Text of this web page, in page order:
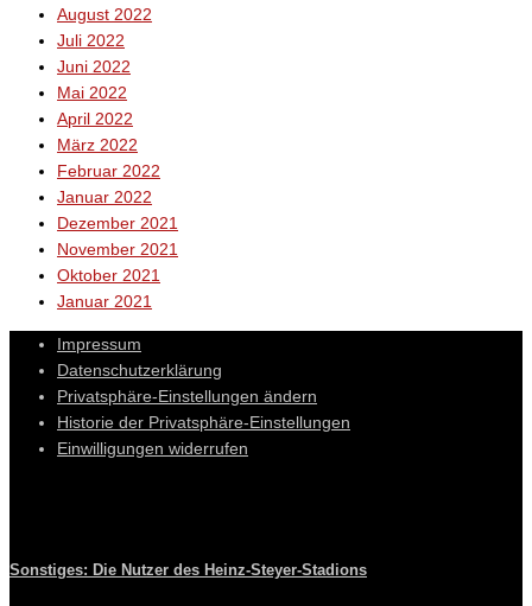
August 2022
Juli 2022
Juni 2022
Mai 2022
April 2022
März 2022
Februar 2022
Januar 2022
Dezember 2021
November 2021
Oktober 2021
Januar 2021
Impressum
Datenschutzerklärung
Privatsphäre-Einstellungen ändern
Historie der Privatsphäre-Einstellungen
Einwilligungen widerrufen
Sonstiges: Die Nutzer des Heinz-Steyer-Stadions